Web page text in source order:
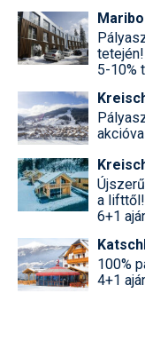
tetején!
5-10%
a lifttől!
6+1
100%
4+1